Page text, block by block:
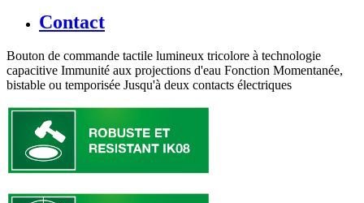
Contact
Bouton de commande tactile lumineux tricolore à technologie
capacitive Immunité aux projections d'eau Fonction Momentanée,
bistable ou temporisée Jusqu'à deux contacts électriques